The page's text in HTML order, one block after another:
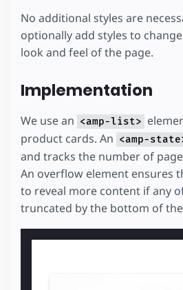
No additional styles are
optionally add styles to
look and feel of the page.
Implementation
We use an <amp-list>
product cards. An <amp-
and tracks the number of
An overflow element ensures
to reveal more content if any
truncated by the bottom of the